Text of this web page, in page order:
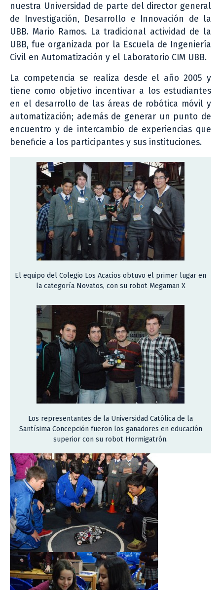
nuestra Universidad de parte del director general
de Investigación, Desarrollo e Innovación de la
UBB. Mario Ramos. La tradicional actividad de la
UBB, fue organizada por la Escuela de Ingeniería
Civil en Automatización y el Laboratorio CIM UBB.
La competencia se realiza desde el año 2005 y
tiene como objetivo incentivar a los estudiantes
en el desarrollo de las áreas de robótica móvil y
automatización; además de generar un punto de
encuentro y de intercambio de experiencias que
beneficie a los participantes y sus instituciones.
El equipo del Colegio Los Acacios obtuvo el primer lugar en
la categoría Novatos, con su robot Megaman X
Los representantes de la Universidad Católica de la
Santísima Concepción fueron los ganadores en educación
superior con su robot Hormigatrón.